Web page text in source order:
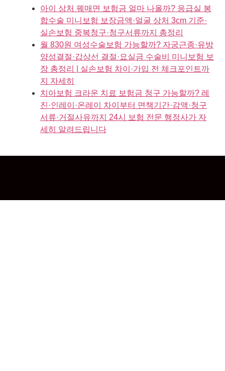
아이 상처 꿰매면 보험금 얼마 나올까? 응급실 봉
합수술 미니보험 보장금액·얼굴 상처 3cm 기준·
실손보험 중복청구·청구서류까지 총정리
월 830원 여성수술보험 가능할까? 자궁근종·유방
양성결절·갑상선 결절·요실금 수술비 미니보험 보
장 총정리 | 실손보험 차이·가입 전 체크포인트까
지 자세히
치아보험 크라운 치료 보험금 청구 가능할까? 레
진·인레이·온레이 차이부터 면책기간·감액·청구
서류·거절사유까지 24시 보험 전문 행정사가 자
세히 알려드립니다